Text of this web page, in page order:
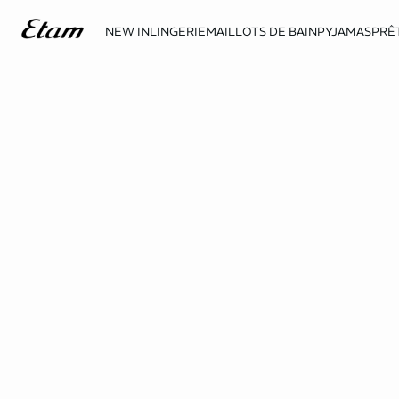
NEW INLINGERIEMAILLOTS DE BAINPYJAMAS